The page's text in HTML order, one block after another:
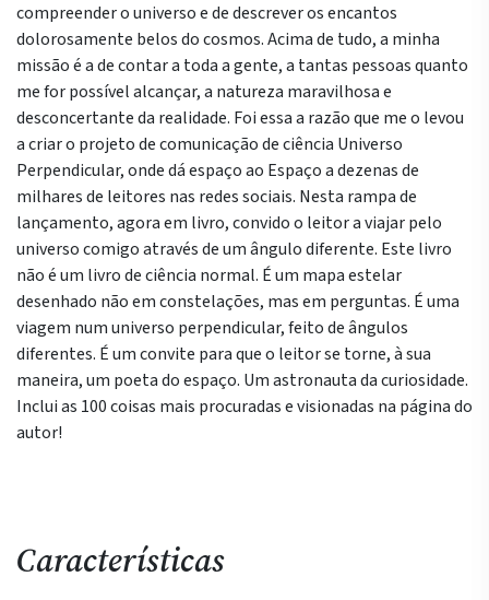
compreender o universo e de descrever os encantos
dolorosamente belos do cosmos. Acima de tudo, a minha
missão é a de contar a toda a gente, a tantas pessoas quanto
me for possível alcançar, a natureza maravilhosa e
desconcertante da realidade. Foi essa a razão que me o levou
a criar o projeto de comunicação de ciência Universo
Perpendicular, onde dá espaço ao Espaço a dezenas de
milhares de leitores nas redes sociais. Nesta rampa de
lançamento, agora em livro, convido o leitor a viajar pelo
universo comigo através de um ângulo diferente. Este livro
não é um livro de ciência normal. É um mapa estelar
desenhado não em constelações, mas em perguntas. É uma
viagem num universo perpendicular, feito de ângulos
diferentes. É um convite para que o leitor se torne, à sua
maneira, um poeta do espaço. Um astronauta da curiosidade.
Inclui as 100 coisas mais procuradas e visionadas na página do
autor!
Características